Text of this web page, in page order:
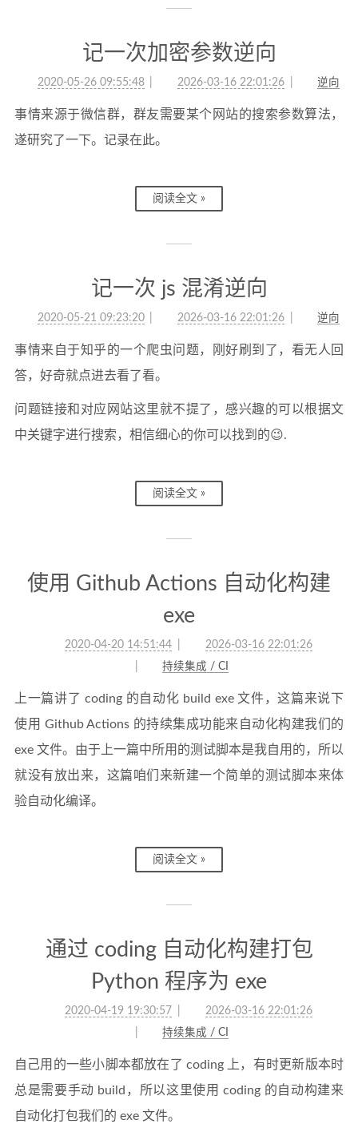
记一次加密参数逆向
2020-05-26 09:55:48 2026-03-16 22:01:26 逆向
事情来源于微信群，群友需要某个网站的搜索参数算法，
遂研究了一下。记录在此。
阅读全文 »
记一次 js 混淆逆向
2020-05-21 09:23:20 2026-03-16 22:01:26 逆向
事情来自于知乎的一个爬虫问题，刚好刷到了，看无人回
答，好奇就点进去看了看。
问题链接和对应网站这里就不提了，感兴趣的可以根据文
中关键字进行搜索，相信细心的你可以找到的😉.
阅读全文 »
使用 Github Actions 自动化构建
exe
2020-04-20 14:51:44
2026-03-16 22:01:26
持续集成 / CI
上一篇讲了 coding 的自动化 build exe 文件，这篇来说下
使用 Github Actions 的持续集成功能来自动化构建我们的
exe 文件。由于上一篇中所用的测试脚本是我自用的，所以
就没有放出来，这篇咱们来新建一个简单的测试脚本来体
验自动化编译。
阅读全文 »
通过 coding 自动化构建打包
Python 程序为 exe
2020-04-19 19:30:57
2026-03-16 22:01:26
持续集成 / CI
自己用的一些小脚本都放在了 coding 上，有时更新版本时
总是需要手动 build，所以这里使用 coding 的自动构建来
自动化打包我们的 exe 文件。